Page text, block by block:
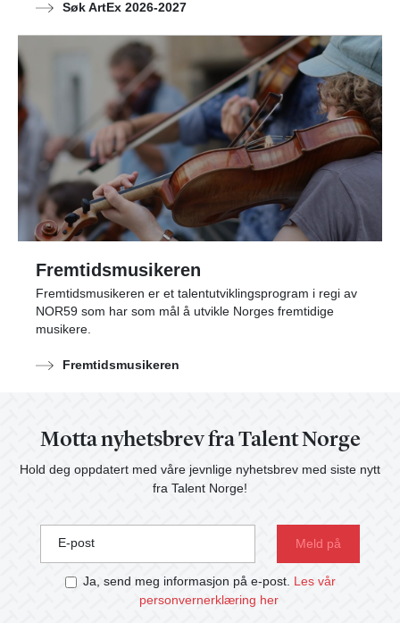
Søk ArtEx 2026-2027
Fremtidsmusikeren
Fremtidsmusikeren er et talentutviklingsprogram i regi av
NOR59 som har som mål å utvikle Norges fremtidige
musikere.
Fremtidsmusikeren
Motta nyhetsbrev fra Talent Norge
Hold deg oppdatert med våre jevnlige nyhetsbrev med siste nytt
fra Talent Norge!
E-post
Ja, send meg informasjon på e-post. Les vår
personvernerklæring her